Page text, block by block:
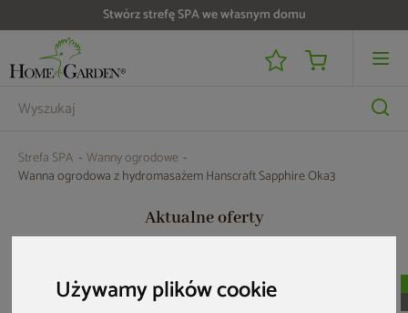
Używamy plików cookie
Do 25 000 zł zwrotu na kartę i raty RRSO 0%
Strefa SPA
Wanny ogrodowe
Wanna ogrodowa z hydromasażem Hanscraft Sapphire Oka3
Aktualne oferty
Nowość
Zwrot na kartę
Zwrot na kartę